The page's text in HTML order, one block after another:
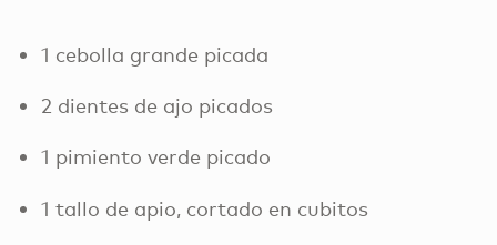
1 cebolla grande picada
2 dientes de ajo picados
1 pimiento verde picado
1 tallo de apio, cortado en cubitos